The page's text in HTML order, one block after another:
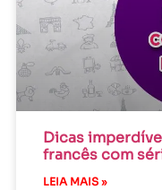
Dicas
francês com
LEIA MAIS »